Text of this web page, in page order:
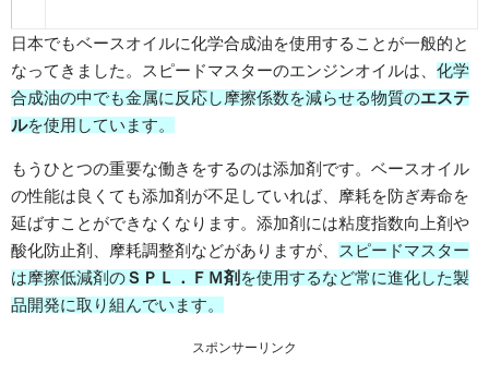
日本でもベースオイルに化学合成油を使用することが一般的と
なってきました。スピードマスターのエンジンオイルは、 化学
合成油の中でも金属に反応し摩擦係数を減らせる物質のエステ
ルを使用しています。
もうひとつの重要な働きをするのは添加剤です。ベースオイル
の性能は良くても添加剤が不足していれば、摩耗を防ぎ寿命を
延ばすことができなくなります。添加剤には粘度指数向上剤や
酸化防止剤、摩耗調整剤などがありますが、
スピードマスター
は摩擦低減剤の ＳＰＬ．ＦＭ剤 を使用するなど常に進化した製
品開発に取り組んでいます。
スポンサーリンク